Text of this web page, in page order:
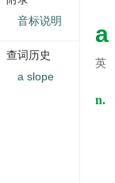
a
英
n.
音标说明
查词历史
a slope